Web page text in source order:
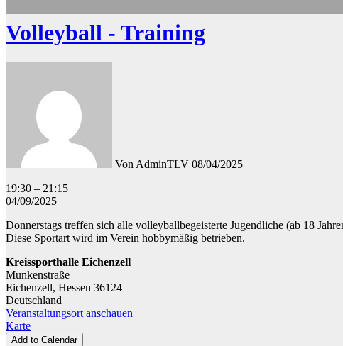
Volleyball - Training
Von AdminTLV 08/04/2025
Volleyball
-
19:30 – 21:15
04/09/2025
Donnerstags treffen sich alle volleyballbegeisterte Jugendliche (ab 18
Diese Sportart wird im Verein hobbymäßig betrieben.
Kreissporthalle Eichenzell
Munkenstraße
Eichenzell, Hessen 36124
Deutschland
Veranstaltungsort anschauen
KarteKreissporthalle
Eichenzell
Add to Calendar